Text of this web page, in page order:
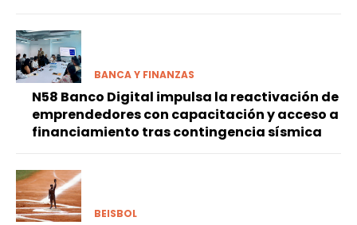
BANCA Y FINANZAS
N58 Banco Digital impulsa la reactivación de
emprendedores con capacitación y acceso a
financiamiento tras contingencia sísmica
BEISBOL